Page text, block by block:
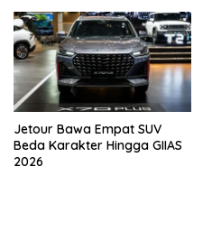
Jetour Bawa Empat SUV
Beda Karakter Hingga GIIAS
2026